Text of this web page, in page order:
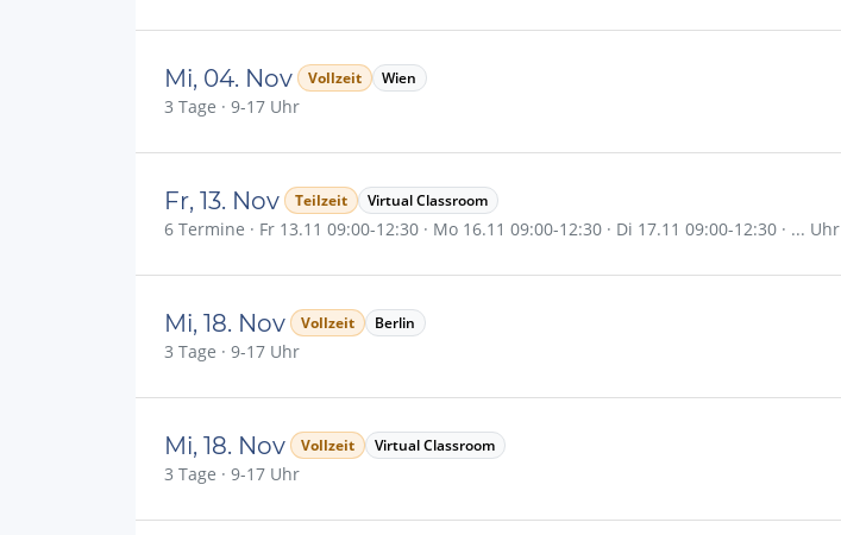
Mi, 04. Nov Vollzeit Wien
3 Tage · 9-17 Uhr
Fr, 13. Nov Teilzeit Virtual Classroom
6 Termine · Fr 13.11 09:00-12:30 · Mo 16.11 09:00-12:30 · Di 17.11 09:00-12:30 · ... Uhr
Mi, 18. Nov Vollzeit Berlin
3 Tage · 9-17 Uhr
Mi, 18. Nov Vollzeit Virtual Classroom
3 Tage · 9-17 Uhr